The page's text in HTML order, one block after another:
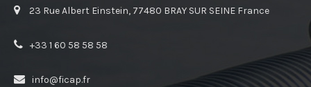
23 Rue Albert Einstein, 77480 BRAY SUR SEINE France
+33 1 60 58 58 58
info@ficap.fr